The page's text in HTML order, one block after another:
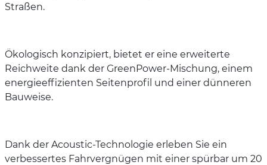
Straßen.
Ökologisch konzipiert, bietet er eine erweiterte
Reichweite dank der GreenPower-Mischung, einem
energieeffizienten Seitenprofil und einer dünneren
Bauweise.
Dank der Acoustic-Technologie erleben Sie ein
verbessertes Fahrvergnügen mit einer spürbar um 20